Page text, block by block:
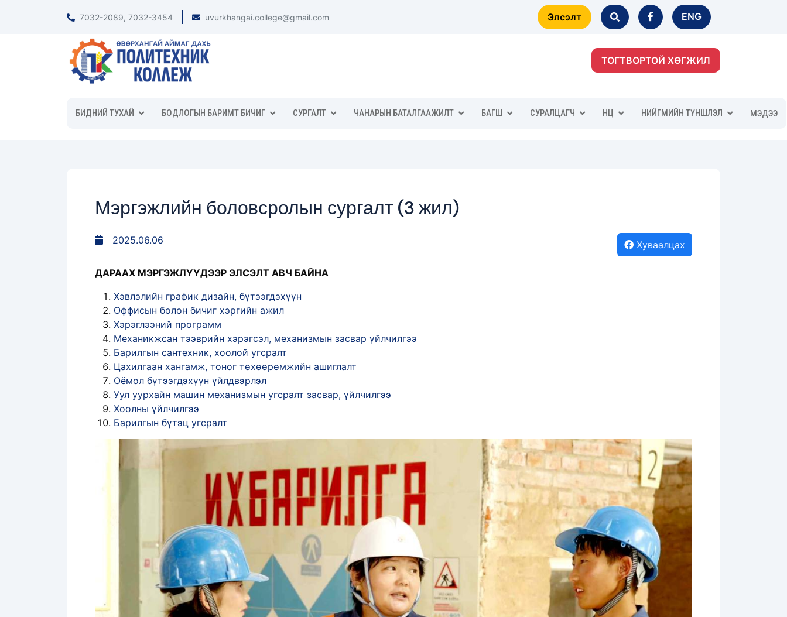
7032-2089, 7032-3454 uvurkhangai.college@gmail.com Элсэлт ENG
ТОГТВОРТОЙ ХӨГЖИЛ
БИДНИЙ ТУХАЙ БОДЛОГЫН БАРИМТ БИЧИГ СУРГАЛТ ЧАНАРЫН БАТАЛГААЖИЛТ БАГШ СУРАЛЦАГЧ НӨӨЦ НИЙГМИЙН ТҮНШЛЭЛ МЭДЭЭ
Мэргэжлийн боловсролын сургалт (3 жил)
2025.06.06 Хуваалцах
ДАРААХ МЭРГЭЖЛҮҮДЭЭР ЭЛСЭЛТ АВЧ БАЙНА
Хэвлэлийн график дизайн, бүтээгдэхүүн
Оффисын болон бичиг хэргийн ажил
Хэрэглээний программ
Механикжсан тээврийн хэрэгсэл, механизмын засвар үйлчилгээ
Барилгын сантехник, хоолой угсралт
Цахилгаан хангамж, тоног төхөөрөмжийн ашиглалт
Оёмол бүтээгдэхүүн үйлдвэрлэл
Уул уурхайн машин механизмын угсралт засвар, үйлчилгээ
Хоолны үйлчилгээ
Барилгын бүтэц угсралт